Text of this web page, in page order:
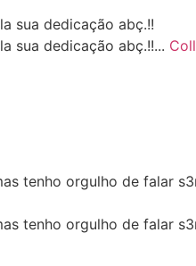
sua dedicação abç.!!
sua dedicação abç.!!...
tenho orgulho de falar
tenho orgulho de falar